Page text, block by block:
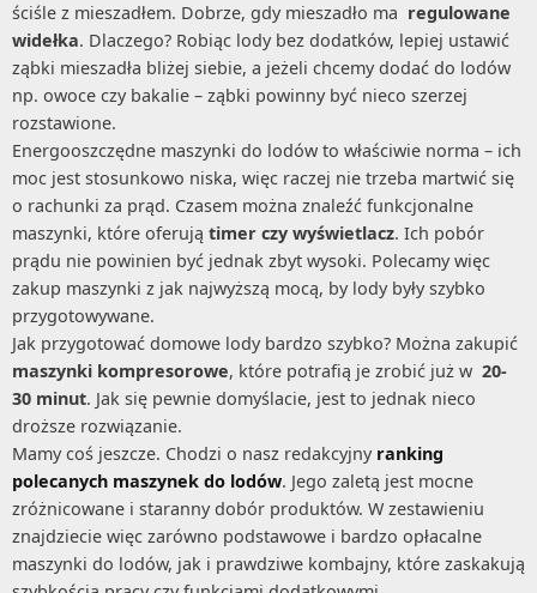
ściśle z mieszadłem. Dobrze, gdy mieszadło ma regulowane
widełka. Dlaczego? Robiąc lody bez dodatków, lepiej ustawić
ząbki mieszadła bliżej siebie, a jeżeli chcemy dodać do lodów
np. owoce czy bakalie – ząbki powinny być nieco szerzej
rozstawione.
Energooszczędne maszynki do lodów to właściwie norma – ich
moc jest stosunkowo niska, więc raczej nie trzeba martwić się
o rachunki za prąd. Czasem można znaleźć funkcjonalne
maszynki, które oferują timer czy wyświetlacz. Ich pobór
prądu nie powinien być jednak zbyt wysoki. Polecamy więc
zakup maszynki z jak najwyższą mocą, by lody były szybko
przygotowywane.
Jak przygotować domowe lody bardzo szybko? Można zakupić
maszynki kompresorowe, które potrafią je zrobić już w 20-
30 minut. Jak się pewnie domyślacie, jest to jednak nieco
droższe rozwiązanie.
Mamy coś jeszcze. Chodzi o nasz redakcyjny ranking
polecanych maszynek do lodów. Jego zaletą jest mocne
zróżnicowane i staranny dobór produktów. W zestawieniu
znajdziecie więc zarówno podstawowe i bardzo opłacalne
maszynki do lodów, jak i prawdziwe kombajny, które zaskakują